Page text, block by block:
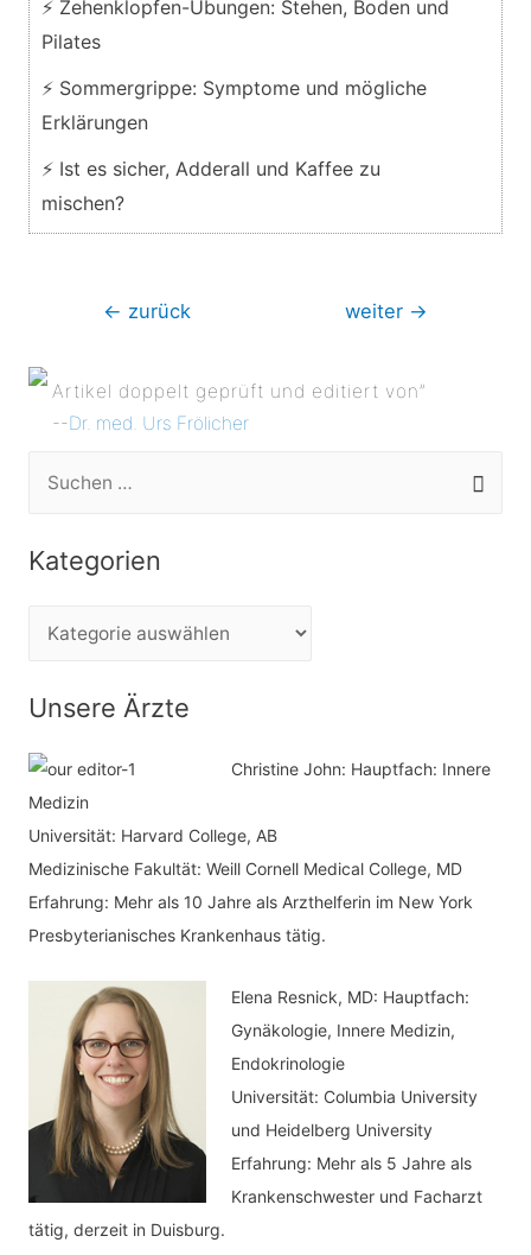
⚡ Zehenklopfen-Übungen: Stehen, Boden und
Pilates
⚡ Sommergrippe: Symptome und mögliche
Erklärungen
⚡ Ist es sicher, Adderall und Kaffee zu
mischen?
Beitragsnavigation
← zurück weiter →
Artikel doppelt geprüft und editiert von”
--Dr. med. Urs Frölicher
c
h
:
Kategorien
t
g
o
r
i
Unsere Ärzte
Christine John: Hauptfach: Innere
Medizin
Universität: Harvard College, AB
Medizinische Fakultät: Weill Cornell Medical College, MD
Erfahrung: Mehr als 10 Jahre als Arzthelferin im New York
Presbyterianisches Krankenhaus tätig.
Elena Resnick, MD: Hauptfach:
Gynäkologie, Innere Medizin,
Endokrinologie
Universität: Columbia University
und Heidelberg University
Erfahrung: Mehr als 5 Jahre als
Krankenschwester und Facharzt
tätig, derzeit in Duisburg.